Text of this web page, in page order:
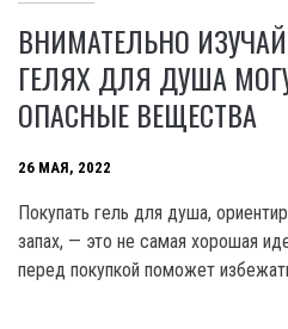
ВНИМАТЕЛЬНО
ГЕЛЯХ ДЛЯ ДУША
ОПАСНЫЕ ВЕЩЕСТВА
26 МАЯ, 2022
Покупать гель для душа,
запах, — это не самая хорошая
перед покупкой поможет